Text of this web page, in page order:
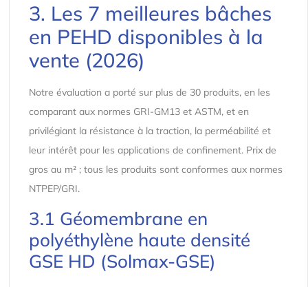
3. Les 7 meilleures bâches
en PEHD disponibles à la
vente (2026)
Notre évaluation a porté sur plus de 30 produits, en les
comparant aux normes GRI-GM13 et ASTM, et en
privilégiant la résistance à la traction, la perméabilité et
leur intérêt pour les applications de confinement. Prix de
gros au m² ; tous les produits sont conformes aux normes
NTPEP/GRI.
3.1 Géomembrane en
polyéthylène haute densité
GSE HD (Solmax-GSE)